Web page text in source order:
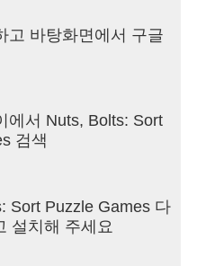
니다.
특한 퍼즐 게임의 세
람이든 Bolt Nut Sort
레이어에게 즐거운 게
너트가 동일한 색상
적인 게임에서 색상을
세요. 다양한 레벨과 무
고 바탕화면에서 구글
에서 Nuts, Bolts: Sort
검색
Sort Puzzle Games 다
설치해 주세요